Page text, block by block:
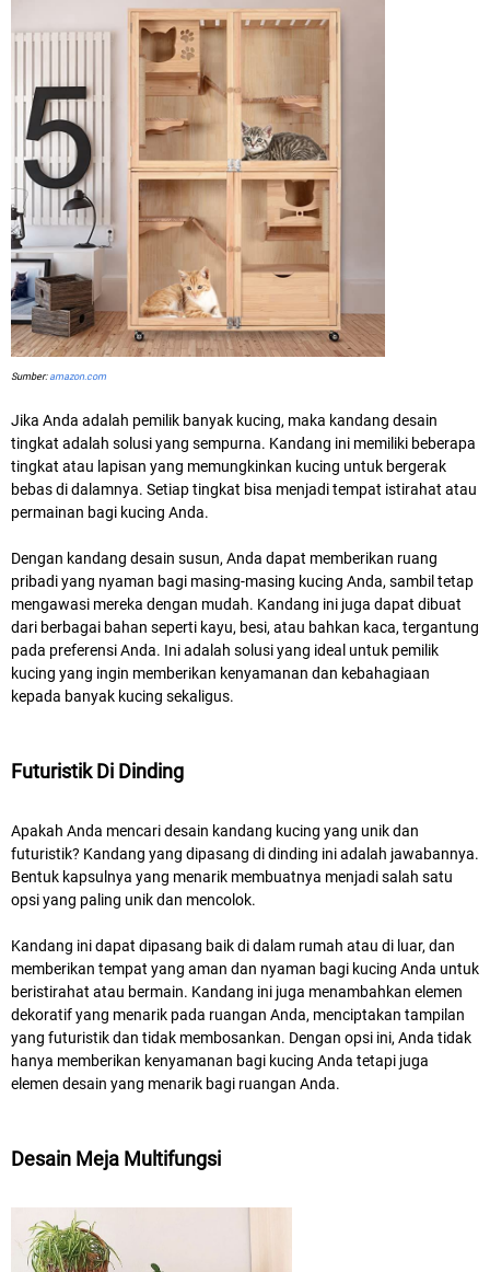
Sumber: amazon.com
Jika Anda adalah pemilik banyak kucing, maka kandang desain
tingkat adalah solusi yang sempurna. Kandang ini memiliki beberapa
tingkat atau lapisan yang memungkinkan kucing untuk bergerak
bebas di dalamnya. Setiap tingkat bisa menjadi tempat istirahat atau
permainan bagi kucing Anda.
Dengan kandang desain susun, Anda dapat memberikan ruang
pribadi yang nyaman bagi masing-masing kucing Anda, sambil tetap
mengawasi mereka dengan mudah. Kandang ini juga dapat dibuat
dari berbagai bahan seperti kayu, besi, atau bahkan kaca, tergantung
pada preferensi Anda. Ini adalah solusi yang ideal untuk pemilik
kucing yang ingin memberikan kenyamanan dan kebahagiaan
kepada banyak kucing sekaligus.
Futuristik Di Dinding
Apakah Anda mencari desain kandang kucing yang unik dan
futuristik? Kandang yang dipasang di dinding ini adalah jawabannya.
Bentuk kapsulnya yang menarik membuatnya menjadi salah satu
opsi yang paling unik dan mencolok.
Kandang ini dapat dipasang baik di dalam rumah atau di luar, dan
memberikan tempat yang aman dan nyaman bagi kucing Anda untuk
beristirahat atau bermain. Kandang ini juga menambahkan elemen
dekoratif yang menarik pada ruangan Anda, menciptakan tampilan
yang futuristik dan tidak membosankan. Dengan opsi ini, Anda tidak
hanya memberikan kenyamanan bagi kucing Anda tetapi juga
elemen desain yang menarik bagi ruangan Anda.
Desain Meja Multifungsi